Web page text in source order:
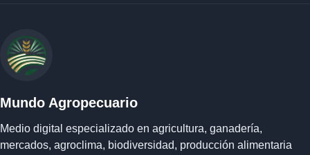
Mundo Agropecuario
Medio digital especializado en agricultura, ganadería,
mercados, agroclima, biodiversidad, producción alimentaria